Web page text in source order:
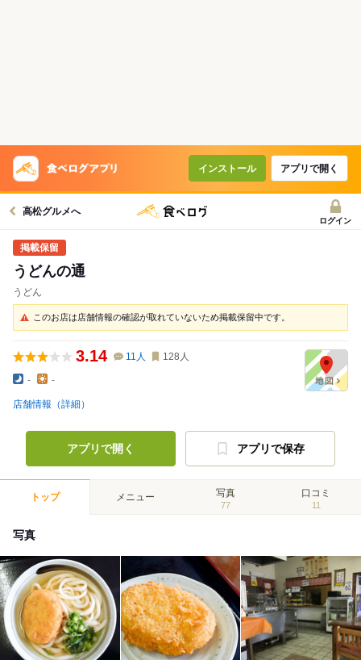
インストール アプリで開く
高松グルメへ
ログイン
うどんの通
うどん
このお店は店舗情報の確認が取れていないため掲載保留中です。
3.14 11 人 128 人
- -
店舗情報（詳細）
アプリで開く アプリで保存
トップ メニュー 写真
77
口コミ
11
写真